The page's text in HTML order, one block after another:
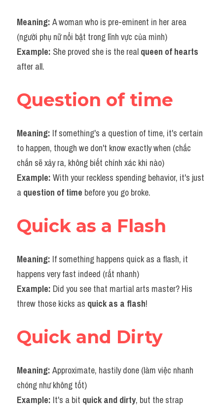
Meaning: A woman who is pre-eminent in her area
(người phụ nữ nổi bật trong lĩnh vực của mình)
Example: She proved she is the real queen of hearts
after all.
Question of time
Meaning: If something's a question of time, it's certain
to happen, though we don't know exactly when (chắc
chắn sẽ xảy ra, không biết chính xác khi nào)
Example: With your reckless spending behavior, it's just
a question of time before you go broke.
Quick as a Flash
Meaning: If something happens quick as a flash, it
happens very fast indeed (rất nhanh)
Example: Did you see that martial arts master? His
threw those kicks as quick as a flash!
Quick and Dirty
Meaning: Approximate, hastily done (làm việc nhanh
chóng như không tốt)
Example: It's a bit quick and dirty, but the strap